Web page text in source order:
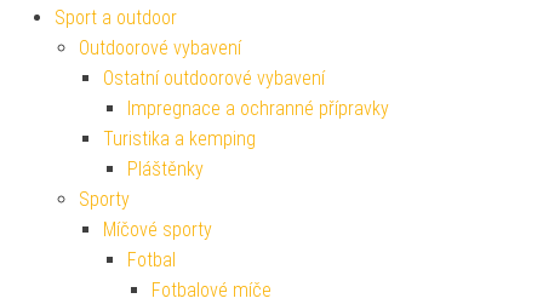
Sport a outdoor
Outdoorové vybavení
Ostatní outdoorové vybavení
Impregnace a ochranné přípravky
Turistika a kemping
Pláštěnky
Sporty
Míčové sporty
Fotbal
Fotbalové míče